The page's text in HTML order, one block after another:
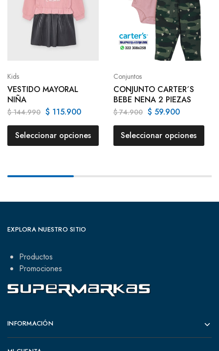
Kids
VESTIDO MAYORAL
NIÑA
$144.990 $ 115.900
Seleccionar opciones
Conjuntos
CONJUNTO CARTER´S
BEBE NENA 2 PIEZAS
$74.900 $ 59.900
Seleccionar opciones
EXPLORA NUESTRO SITIO
Productos
Promociones
INFORMACIÓN